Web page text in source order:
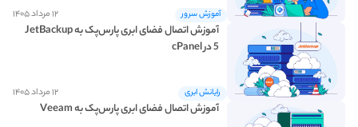
آموزش سرور ۱۲ مرداد ۱۴۰۵
رایانش ابری ۱۲ مرداد ۱۴۰۵
آموزش اتصال فضای ابری پارس‌پک به JetBackup
5 در cPanel
آموزش اتصال فضای ابری پارس‌پک به Veeam